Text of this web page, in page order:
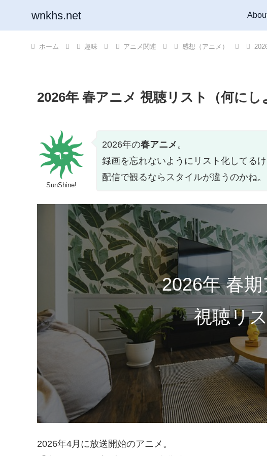
wnkhs.net
ホーム 趣味 アニメ関連 感想（アニメ）
2026年 春アニメ 視聴リスト（何にし
SunShine!
2026年の春アニメ 。
録画を忘れないようにリスト化してるけ
配信で観るならスタイルが違うのかね。
2026年 春
視聴リ
2026年4月に放送開始のアニメ。